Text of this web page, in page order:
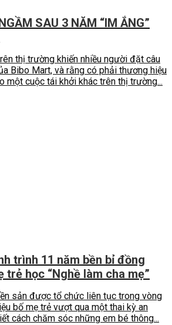
SAU 3 NĂM “IM ẮNG”
thị trường khiến nhiều người đặt câu
Bibo Mart, và rằng có phải thương hiệu
một cuộc tái khởi khác trên thị trường...
trình 11 năm bền bỉ đồng
trẻ học “Nghề làm cha mẹ”
sản được tổ chức liên tục trong vòng
bố mẹ trẻ vượt qua một thai kỳ an
cách chăm sóc những em bé thông...